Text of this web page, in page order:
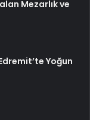
Mezarlık ve
Yoğun